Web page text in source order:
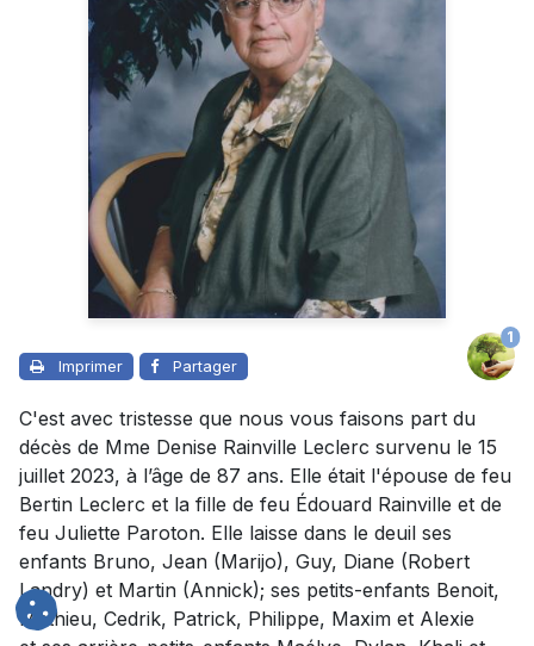
Imprimer Partager
1
C'est avec tristesse que nous vous faisons part du
décès de Mme Denise Rainville Leclerc survenu le 15
juillet 2023, à l’âge de 87 ans. Elle était l'épouse de feu
Bertin Leclerc et la fille de feu Édouard Rainville et de
feu Juliette Paroton. Elle laisse dans le deuil ses
enfants Bruno, Jean (Marijo), Guy, Diane (Robert
Landry) et Martin (Annick); ses petits-enfants Benoit,
Mathieu, Cedrik, Patrick, Philippe, Maxim et Alexie